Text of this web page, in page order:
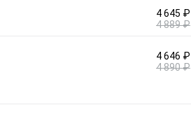
4 645 ₽
4 889 ₽
4 646 ₽
4 890 ₽